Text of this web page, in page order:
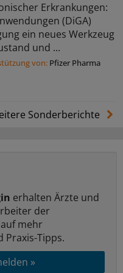
Erkrankungen:
(DiGA)
ein neues Werkzeug
und ...
von: Pfizer Pharma
Sonderberichte
erhalten Ärzte und
der
mehr
Praxis-Tipps.
»